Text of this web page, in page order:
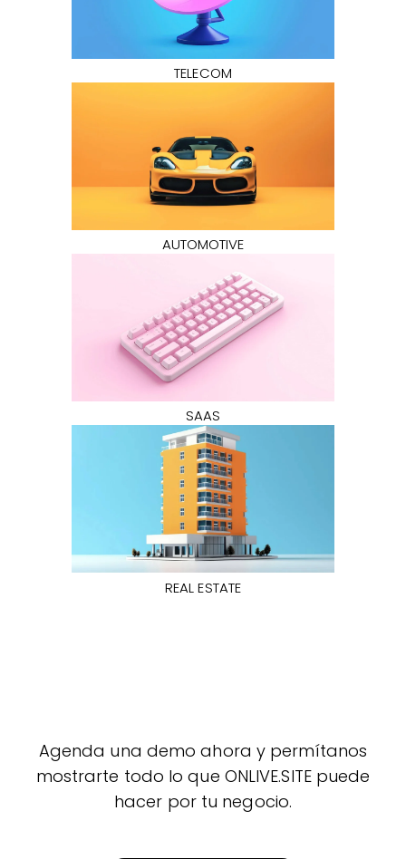
TELECOM
AUTOMOTIVE
SAAS
REAL ESTATE
Agenda una demo ahora y permítanos
mostrarte todo lo que ONLIVE.SITE puede
hacer por tu negocio.